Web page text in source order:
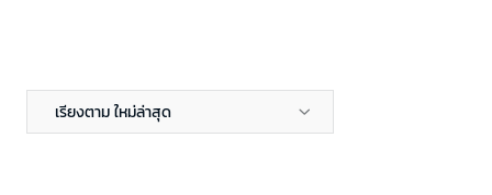
เรียงตาม ใหม่ล่าสุด